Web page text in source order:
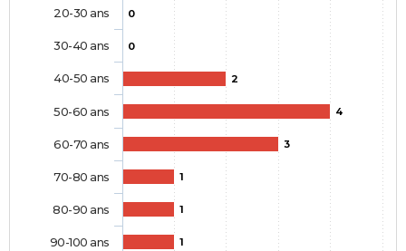
0
0
2
4
3
1
1
1
20-30 ans
30-40 ans
40-50 ans
50-60 ans
60-70 ans
70-80 ans
80-90 ans
90-100 ans